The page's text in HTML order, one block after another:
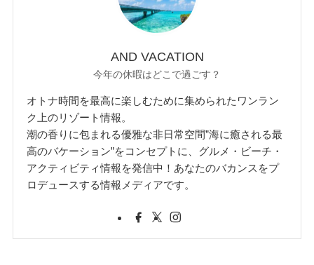
AND VACATION
今年の休暇はどこで過ごす？
オトナ時間を最高に楽しむために集められたワンラン
ク上のリゾート情報。
潮の香りに包まれる優雅な非日常空間”海に癒される最
高のバケーション”をコンセプトに、グルメ・ビーチ・
アクティビティ情報を発信中！あなたのバカンスをプ
ロデュースする情報メディアです。